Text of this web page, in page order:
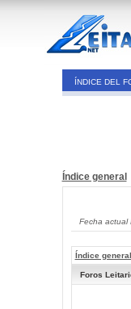
ÍNDICE DEL
Índice general
Fecha actual
Índice general
Foros